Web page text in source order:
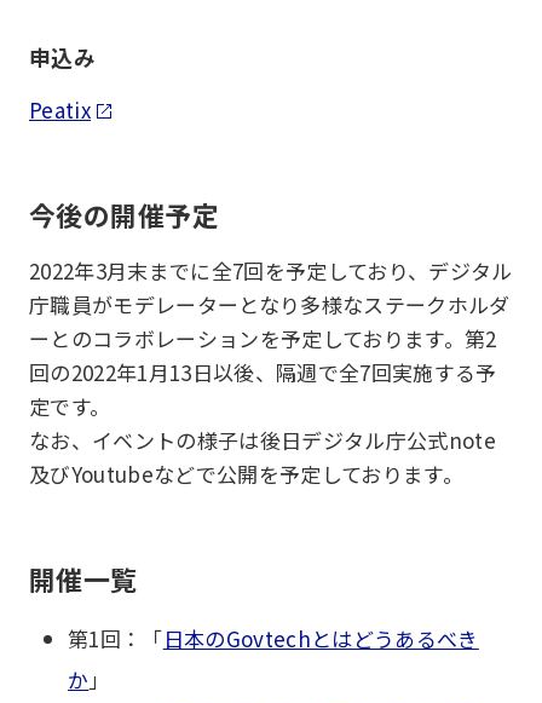
申込み
Peatix
今後の開催予定
2022年3月末までに全7回を予定しており、デジタル
庁職員がモデレーターとなり多様なステークホルダ
ーとのコラボレーションを予定しております。第2
回の2022年1月13日以後、隔週で全7回実施する予
定です。
なお、イベントの様子は後日デジタル庁公式note
及びYoutubeなどで公開を予定しております。
開催一覧
第1回：「日本のGovtechとはどうあるべき
か 」